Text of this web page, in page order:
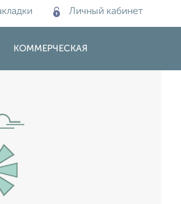
Личный кабинет
КОММЕРЧЕСКАЯ